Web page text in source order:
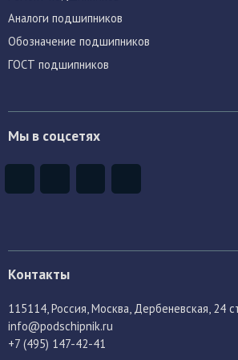
Аналоги подшипников
Обозначение подшипников
ГОСТ подшипников
Мы в соцсетях
Контакты
115114 , Россия, Москва, Дербеневская, 24
info@podschipnik.ru
+7 (495) 147-42-41